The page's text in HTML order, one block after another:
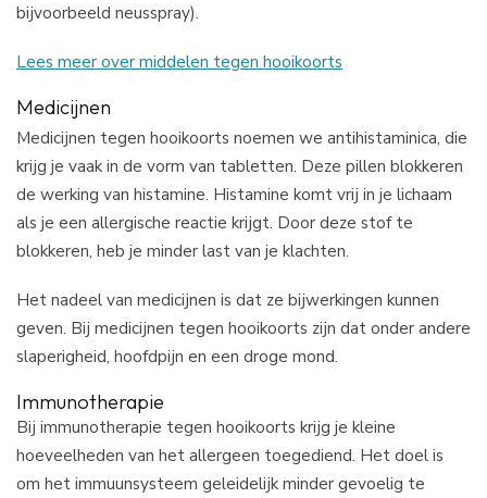
bijvoorbeeld neusspray).
Lees meer over middelen tegen hooikoorts
Medicijnen
Medicijnen tegen hooikoorts noemen we antihistaminica, die
krijg je vaak in de vorm van tabletten. Deze pillen blokkeren
de werking van histamine. Histamine komt vrij in je lichaam
als je een allergische reactie krijgt. Door deze stof te
blokkeren, heb je minder last van je klachten.
Het nadeel van medicijnen is dat ze bijwerkingen kunnen
geven. Bij medicijnen tegen hooikoorts zijn dat onder andere
slaperigheid, hoofdpijn en een droge mond.
Immunotherapie
Bij immunotherapie tegen hooikoorts krijg je kleine
hoeveelheden van het allergeen toegediend. Het doel is
om het immuunsysteem geleidelijk minder gevoelig te